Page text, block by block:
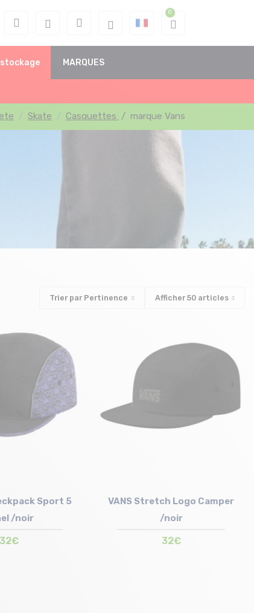
MARQUES
Skate Casquettes / marque Vans
Trier par Pertinence Afficher50articles
Sport 5
/noir
32€
VANS Stretch Logo Camper
/noir
32€